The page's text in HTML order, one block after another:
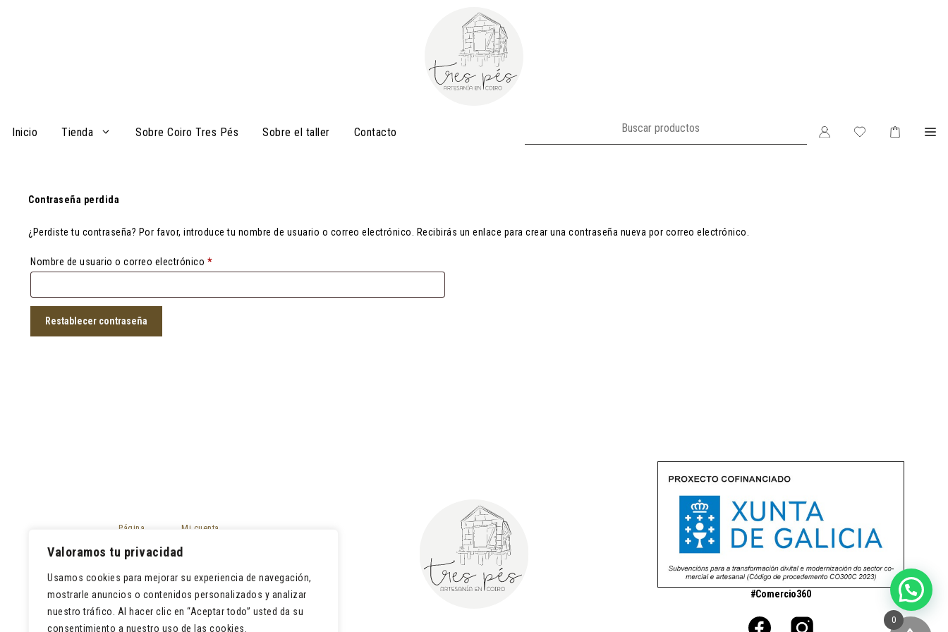
Valoramos tu privacidad
Usamos cookies para mejorar su experiencia de navegación,
mostrarle anuncios o contenidos personalizados y analizar
nuestro tráfico. Al hacer clic en “Aceptar todo” usted da su
consentimiento a nuestro uso de las cookies.
Inicio Tienda Sobre Coiro Tres Pés Sobre el taller Contacto
Contraseña perdida
¿Perdiste tu contraseña? Por favor, introduce tu nombre de usuario o correo electrónico. Recibirás un enlace para crear una contraseña nueva por correo electrónico.
Nombre de usuario o correo electrónico *Obligatorio
Restablecer contraseña
Página
Tienda
Contacto
Mi cuenta
Mis pedidos
Lista de deseos
#Comercio360
0